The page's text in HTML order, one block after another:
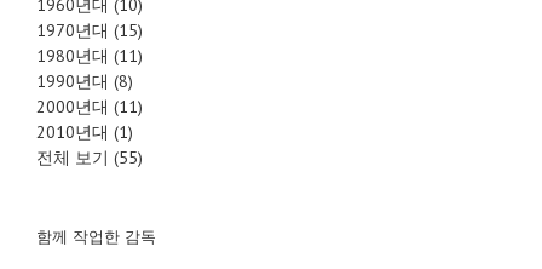
1970년대 (15)
1980년대 (11)
1990년대 (8)
2000년대 (11)
2010년대 (1)
전체 보기 (55)
함께 작업한 감독